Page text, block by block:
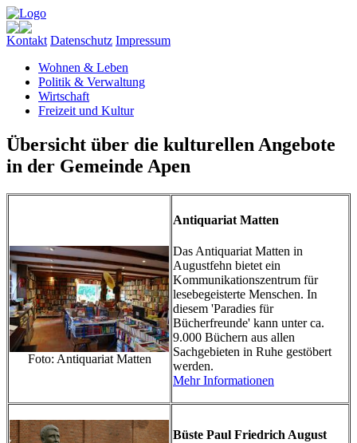
Kontakt Datenschutz Impressum
Wohnen & Leben
Politik & Verwaltung
Wirtschaft
Freizeit und Kultur
Übersicht über die kulturellen Angebote
in der Gemeinde Apen
Foto: Antiquariat Matten
Antiquariat Matten
Das Antiquariat Matten in
Augustfehn bietet ein
Kommunikationszentrum für
lesebegeisterte Menschen. In
diesem 'Paradies für
Bücherfreunde' kann unter ca.
9.000 Büchern aus allen
Sachgebieten in Ruhe gestöbert
werden.
Mehr Informationen
Büste Paul Friedrich August